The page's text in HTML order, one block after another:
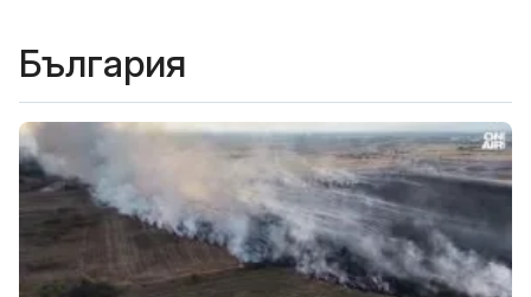
България